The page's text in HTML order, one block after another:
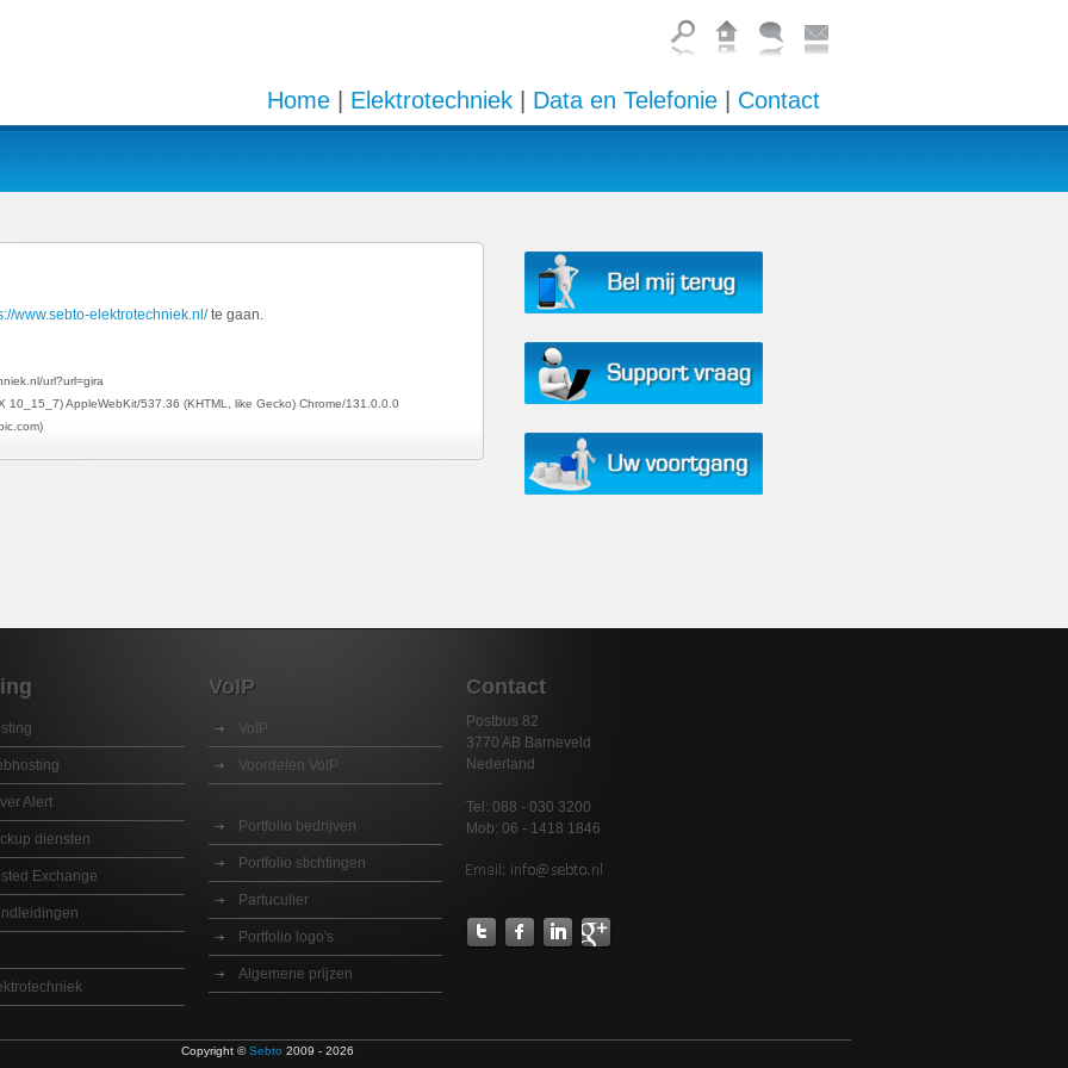
Home Elektrotechniek Data en Telefonie Contact
www.sebto-elektrotechniek.nl/te gaan.
url?url=gira
10_15_7) AppleWebKit/537.36 (KHTML, like Gecko) Chrome/131.0.0.0
Alert
diensten
Exchange
VoIP
VoIP
Voordelen VoIP
Portfolio bedrijven
Portfolio stichtingen
Partuculier
Portfolio logo's
Algemene prijzen
Contact
Postbus 82
3770 AB Barneveld
Nederland
Tel: 088 - 030 3200
Mob: 06 - 1418 1846
Twitter FacebookLinkedINGooglePlus
Copyright ©Sebto 2009 - 2026